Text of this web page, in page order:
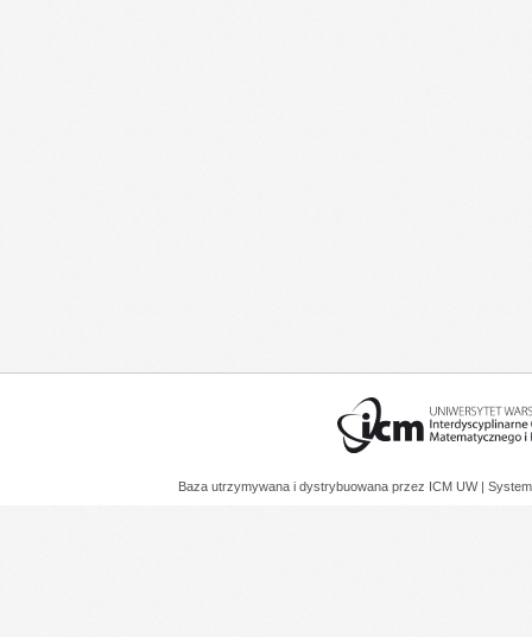
Baza utrzymywana i dystrybuowana przez ICM UW |